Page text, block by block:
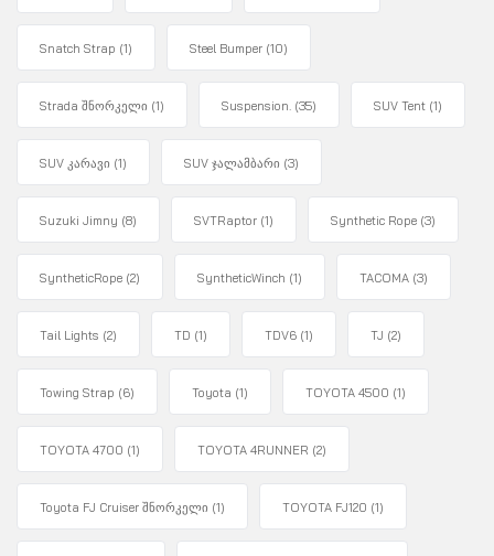
Snatch Strap (1) Steel Bumper (10)
Strada შნორკელი (1) Suspension. (35) SUV Tent (1)
SUV კარავი (1) SUV ჯალამბარი (3)
Suzuki Jimny (8) SVTRaptor (1) Synthetic Rope (3)
SyntheticRope (2) SyntheticWinch (1) TACOMA (3)
Tail Lights (2) TD (1) TDV6 (1) TJ (2)
Towing Strap (6) Toyota (1) TOYOTA 4500 (1)
TOYOTA 4700 (1) TOYOTA 4RUNNER (2)
Toyota FJ Cruiser შნორკელი (1) TOYOTA FJ120 (1)